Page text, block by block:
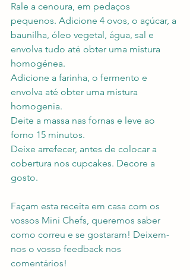
Rale a cenoura, em pedaços
pequenos. Adicione 4 ovos, o açúcar, a
baunilha, óleo vegetal, água, sal e
envolva tudo até obter uma mistura
homogénea.
Adicione a farinha, o fermento e
envolva até obter uma mistura
homogenia.
Deite a massa nas fornas e leve ao
forno 15 minutos.
Deixe arrefecer, antes de colocar a
cobertura nos cupcakes. Decore a
gosto.
Façam esta receita em casa com os
vossos Mini Chefs, queremos saber
como correu e se gostaram! Deixem-
nos o vosso feedback nos
comentários!